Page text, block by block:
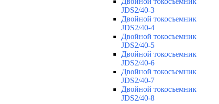
JDS2/40-3
Двойной токосъемник
JDS2/40-4
Двойной токосъемник
JDS2/40-5
Двойной токосъемник
JDS2/40-6
Двойной токосъемник
JDS2/40-7
Двойной токосъемник
JDS2/40-8